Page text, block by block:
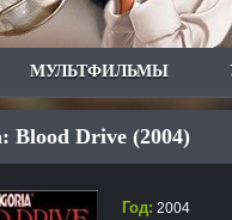
МУЛЬТФИЛЬМЫ
Blood Drive (2004)
Год: 2004